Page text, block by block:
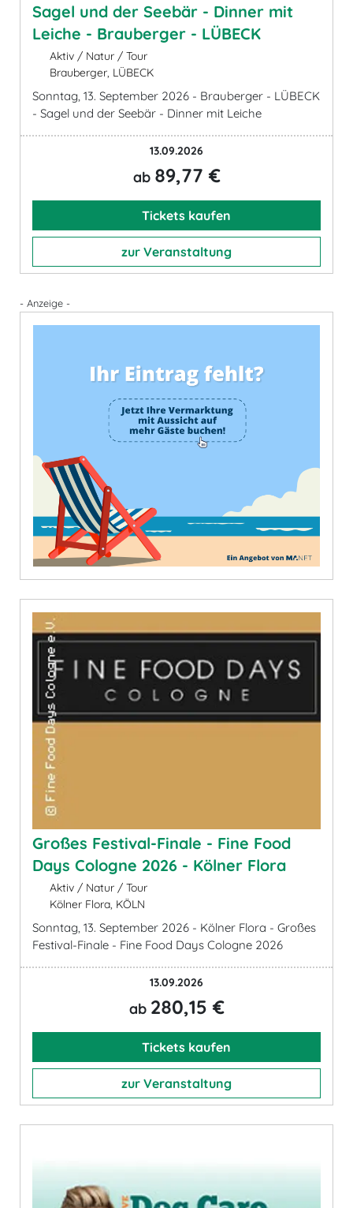
Sagel und der Seebär - Dinner mit
Leiche - Brauberger - LÜBECK
Aktiv / Natur / Tour
Brauberger, LÜBECK
Sonntag, 13. September 2026 - Brauberger - LÜBECK
- Sagel und der Seebär - Dinner mit Leiche
13.09.2026
ab 89,77 €
Tickets kaufen
zur Veranstaltung
- Anzeige -
Großes Festival-Finale - Fine Food
Days Cologne 2026 - Kölner Flora
Aktiv / Natur / Tour
Kölner Flora, KÖLN
Sonntag, 13. September 2026 - Kölner Flora - Großes
Festival-Finale - Fine Food Days Cologne 2026
13.09.2026
ab 280,15 €
Tickets kaufen
zur Veranstaltung